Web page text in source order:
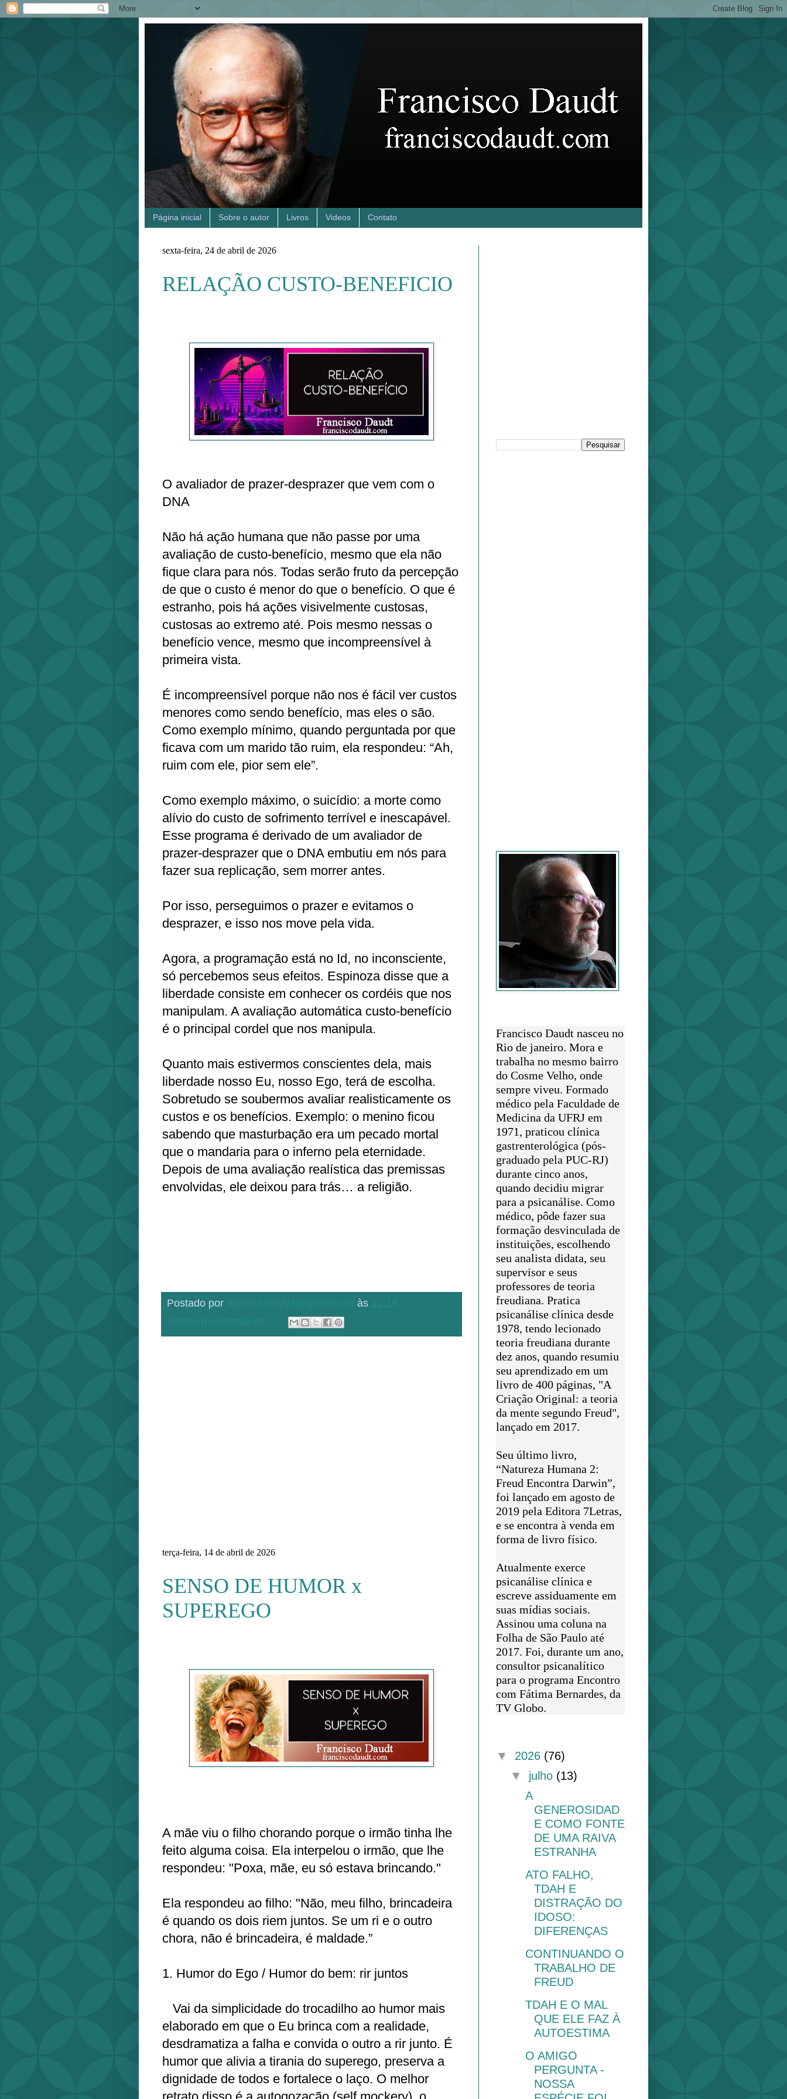
Página inicial Sobre o autor Livros Videos Contato
sexta-feira, 24 de abril de 2026
RELAÇÃO CUSTO-BENEFICIO
O avaliador de prazer-desprazer que vem com o
DNA
Não há ação humana que não passe por uma
avaliação de custo-benefício, mesmo que ela não
fique clara para nós. Todas serão fruto da percepção
de que o custo é menor do que o benefício. O que é
estranho, pois há ações visivelmente custosas,
custosas ao extremo até. Pois mesmo nessas o
benefício vence, mesmo que incompreensível à
primeira vista.
É incompreensível porque não nos é fácil ver custos
menores como sendo benefício, mas eles o são.
Como exemplo mínimo, quando perguntada por que
ficava com um marido tão ruim, ela respondeu: “Ah,
ruim com ele, pior sem ele”.
Como exemplo máximo, o suicídio: a morte como
alívio do custo de sofrimento terrível e inescapável.
Esse programa é derivado de um avaliador de
prazer-desprazer que o DNA embutiu em nós para
fazer sua replicação, sem morrer antes.
Por isso, perseguimos o prazer e evitamos o
desprazer, e isso nos move pela vida.
Agora, a programação está no Id, no inconsciente,
só percebemos seus efeitos. Espinoza disse que a
liberdade consiste em conhecer os cordéis que nos
manipulam. A avaliação automática custo-benefício
é o principal cordel que nos manipula.
Quanto mais estivermos conscientes dela, mais
liberdade nosso Eu, nosso Ego, terá de escolha.
Sobretudo se soubermos avaliar realisticamente os
custos e os benefícios. Exemplo: o menino ficou
sabendo que masturbação era um pecado mortal
que o mandaria para o inferno pela eternidade.
Depois de uma avaliação realística das premissas
envolvidas, ele deixou para trás… a religião.
Postado por às
terça-feira, 14 de abril de 2026
SENSO DE HUMOR x
SUPEREGO
A mãe viu o filho chorando porque o irmão tinha lhe
feito alguma coisa. Ela interpelou o irmão, que lhe
respondeu: "Poxa, mãe, eu só estava brincando."
Ela respondeu ao filho: "Não, meu filho, brincadeira
é quando os dois riem juntos. Se um ri e o outro
chora, não é brincadeira, é maldade.”
1. Humor do Ego / Humor do bem: rir juntos
Vai da simplicidade do trocadilho ao humor mais
elaborado em que o Eu brinca com a realidade,
desdramatiza a falha e convida o outro a rir junto. É
humor que alivia a tirania do superego, preserva a
dignidade de todos e fortalece o laço. O melhor
Francisco Daudt nasceu no
Rio de janeiro. Mora e
trabalha no mesmo bairro
do Cosme Velho, onde
sempre viveu. Formado
médico pela Faculdade de
Medicina da UFRJ em
1971, praticou clínica
gastrenterológica (pós-
graduado pela PUC-RJ)
durante cinco anos,
quando decidiu migrar
para a psicanálise. Como
médico, pôde fazer sua
formação desvinculada de
instituições, escolhendo
seu analista didata, seu
supervisor e seus
professores de teoria
freudiana. Pratica
psicanálise clínica desde
1978, tendo lecionado
teoria freudiana durante
dez anos, quando resumiu
seu aprendizado em um
livro de 400 páginas, "A
Criação Original: a teoria
da mente segundo Freud",
lançado em 2017.
Seu último livro,
“Natureza Humana 2:
Freud Encontra Darwin”,
foi lançado em agosto de
2019 pela Editora 7Letras,
e se encontra à venda em
forma de livro físico.
Atualmente exerce
psicanálise clínica e
escreve assiduamente em
suas mídias sociais.
Assinou uma coluna na
Folha de São Paulo até
2017. Foi, durante um ano,
consultor psicanalítico
para o programa Encontro
com Fátima Bernardes, da
TV Globo.
▼ 2026 (76)
▼ julho (13)
A
GENEROSIDAD
E COMO FONTE
DE UMA RAIVA
ESTRANHA
ATO FALHO,
TDAH E
DISTRAÇÃO DO
IDOSO:
DIFERENÇAS
CONTINUANDO O
TRABALHO DE
FREUD
TDAH E O MAL
QUE ELE FAZ À
AUTOESTIMA
O AMIGO
PERGUNTA -
NOSSA